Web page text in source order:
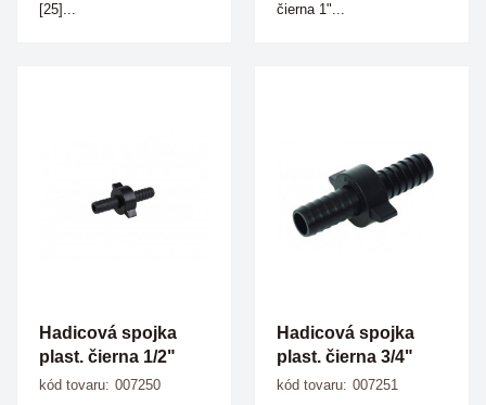
[25]...
čierna 1"...
Hadicová spojka
plast. čierna 1/2"
kód tovaru: 007250
Hadicová spojka
plast. čierna 3/4"
kód tovaru: 007251